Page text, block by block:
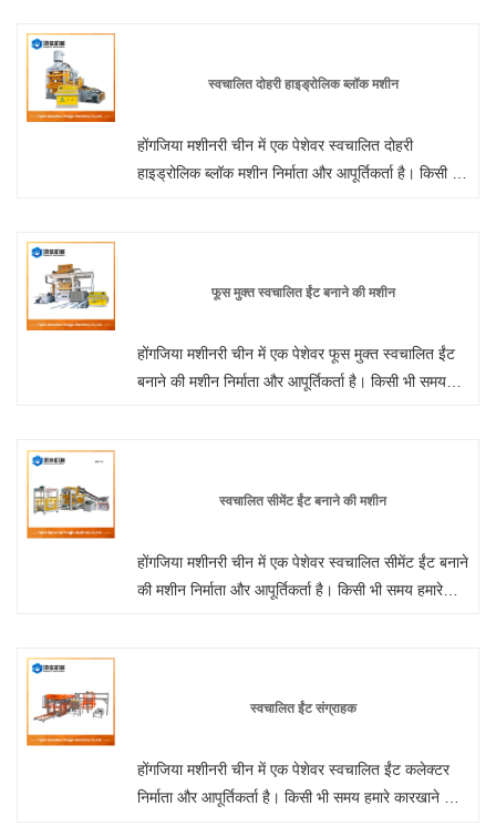
स्वचालित दोहरी हाइड्रोलिक ब्लॉक मशीन
होंगजिया मशीनरी चीन में एक पेशेवर स्वचालित दोहरी
हाइड्रोलिक ब्लॉक मशीन निर्माता और आपूर्तिकर्ता है। किसी भी
में पूर्ण स्वचालित हाइड्रोलिक सीमेंट ब्लॉक बनाने वाली मशीन
फूस मुक्त स्वचालित ईंट बनाने की मशीन
होंगजिया मशीनरी चीन में एक पेशेवर फूस मुक्त स्वचालित ईंट
बनाने की मशीन निर्माता और आपूर्तिकर्ता है। किसी भी समय
में दीवार पैनल मशीन निर्माता और आपूर्तिकर्ता है।
स्वचालित सीमेंट ईंट बनाने की मशीन
होंगजिया मशीनरी चीन में एक पेशेवर स्वचालित सीमेंट ईंट बनाने
की मशीन निर्माता और आपूर्तिकर्ता है। किसी भी समय हमारे
दीवार पैनल मशीन निर्माता और आपूर्तिकर्ता है।
स्वचालित ईंट संग्राहक
होंगजिया मशीनरी चीन में एक पेशेवर स्वचालित ईंट कलेक्टर
निर्माता और आपूर्तिकर्ता है। किसी भी समय हमारे कारखाने से